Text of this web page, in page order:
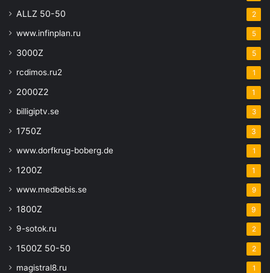
ALLZ 50-50 2
www.infinplan.ru 5
3000Z 5
rcdimos.ru2 1
2000Z2 1
billigiptv.se 3
1750Z 3
www.dorfkrug-boberg.de 1
1200Z 1
www.medbebis.se 9
1800Z 9
9-sotok.ru 2
1500Z 50-50 2
magistral8.ru 1